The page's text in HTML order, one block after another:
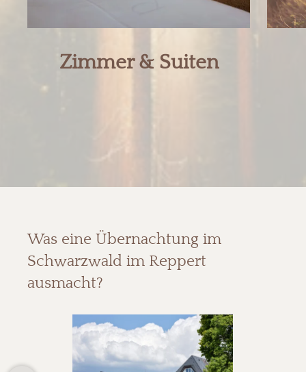
Zimmer & Suiten
Was eine Übernachtung im
Schwarzwald im Reppert
ausmacht?